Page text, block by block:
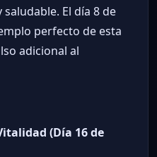
El día 8 de
perfecto de esta
adicional al
(Día 16 de